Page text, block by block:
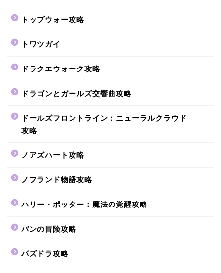
トップウォー攻略
トワツガイ
ドラクエウォーク攻略
ドラゴンとガールズ交響曲攻略
ドールズフロントライン：ニューラルクラウド
攻略
ノアズハート攻略
ノフランド物語攻略
ハリー・ポッター：魔法の覚醒攻略
バンの冒険攻略
パズドラ攻略